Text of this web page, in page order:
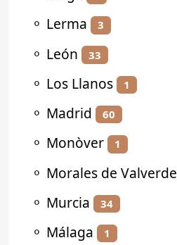
⚬ Lerma 3
⚬ León 33
⚬ Los Llanos 1
⚬ Madrid 60
⚬ Monòver 1
⚬ Morales de Valverde
⚬ Murcia 34
⚬ Málaga 1